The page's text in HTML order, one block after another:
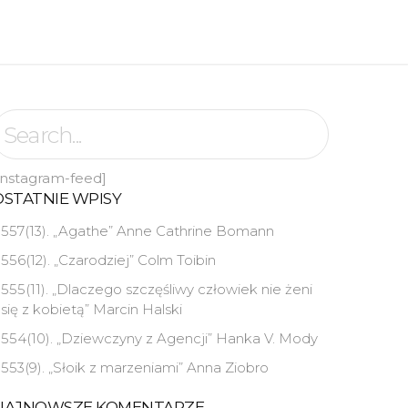
feed]
WPISY
557(13). „Agathe” Anne Cathrine Bomann
556(12). „Czarodziej” Colm Toibin
555(11). „Dlaczego szczęśliwy człowiek nie żeni
się z kobietą” Marcin Halski
554(10). „Dziewczyny z Agencji” Hanka V. Mody
553(9). „Słoik z marzeniami” Anna Ziobro